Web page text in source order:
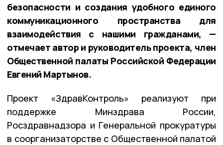
безопасности и создания удобного единого
коммуникационного пространства для
взаимодействия с нашими гражданами, —
отмечает автор и руководитель проекта, член
Общественной палаты Российской Федерации
Евгений Мартынов.
Проект «ЗдравКонтроль» реализуют при
поддержке Минздрава России,
Росздравнадзора и Генеральной прокуратуры
в соорганизаторстве с Общественной палатой